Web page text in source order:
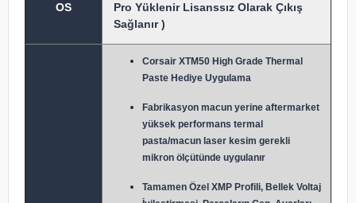
OS
Pro Yüklenir Lisanssız Olarak Çıkış
Sağlanır )
Corsair XTM50 High Grade Thermal
Paste Hediye Uygulama
Fabrikasyon macun yerine aftermarket
yüksek performans termal
pasta/macun laser kesim gerekli
mikron ölçütünde uygulanır
Tamamen Özel XMP Profili, Bellek Voltaj